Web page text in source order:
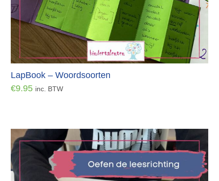
LapBook – Woordsoorten
€9.95 inc. BTW